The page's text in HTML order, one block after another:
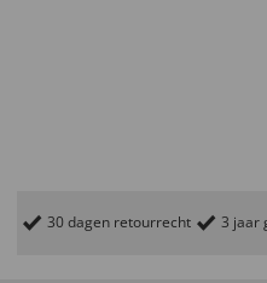
30 dagen retourrecht 3 jaar